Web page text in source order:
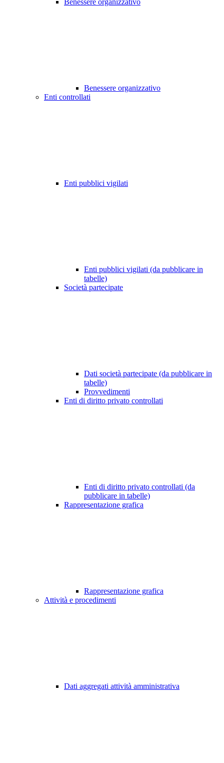
Benessere organizzativo
Benessere organizzativo
Enti controllati
Enti pubblici vigilati
Enti pubblici vigilati (da pubblicare in
tabelle)
Società partecipate
Dati società partecipate (da pubblicare in
tabelle)
Provvedimenti
Enti di diritto privato controllati
Enti di diritto privato controllati (da
pubblicare in tabelle)
Rappresentazione grafica
Rappresentazione grafica
Attività e procedimenti
Dati aggregati attività amministrativa